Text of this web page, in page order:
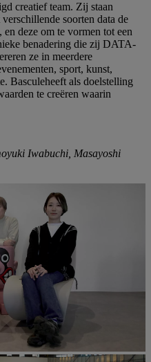
creatief team. Zij staan
soorten data de
deze om te vormen tot een
benadering die zij DATA-
ze in meerdere
sport, kunst,
Basculeheeft als doelstelling
te creëren waarin
Iwabuchi, Masayoshi